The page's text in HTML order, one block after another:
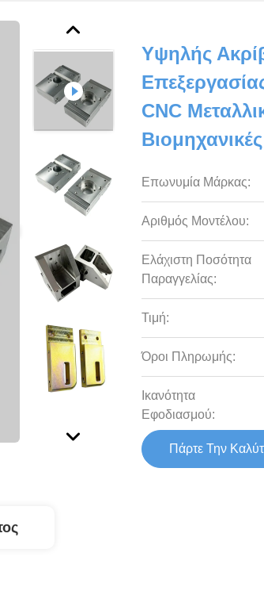
Υψηλής
CNC
Επωνυμία Μάρκας:
Αριθμός Μοντέλου:
Ελάχιστη Ποσότητα
Παραγγελίας:
Τιμή:
Όροι Πληρωμής:
Ικανότητα
Εφοδιασμού:
Πάρτε Την